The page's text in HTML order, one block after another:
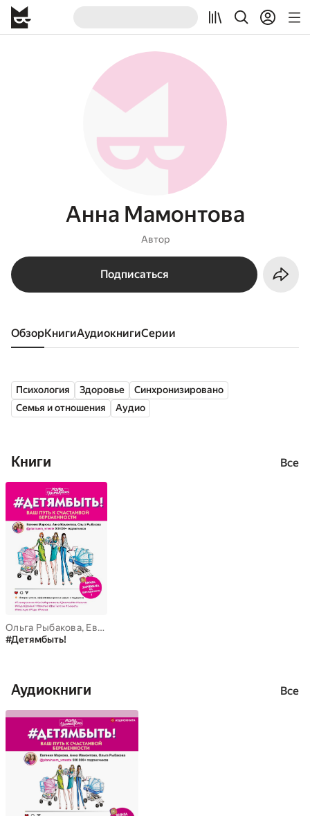
Анна Мамонтова
Автор
Подписаться
Обзор книги аудиокниги серии
Психология Здоровье
Синхронизировано
Семья и отношения
Аудио
Книги Все
Ольга Рыбакова, Евгения Маркова
#Детямбыть!
Аудиокниги Все